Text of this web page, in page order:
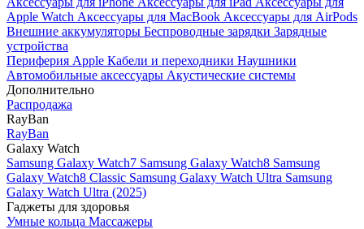
Apple Watch Аксессуары для MacBook Аксессуары для AirPods
Внешние аккумуляторы Беспроводные зарядки Зарядные
устройства
Периферия Apple Кабели и переходники Наушники
Автомобильные аксессуары Акустические системы
Дополнительно
Распродажа
RayBan
RayBan
Galaxy Watch
Samsung Galaxy Watch7 Samsung Galaxy Watch8 Samsung
Galaxy Watch8 Classic Samsung Galaxy Watch Ultra Samsung
Galaxy Watch Ultra (2025)
Гаджеты для здоровья
Умные кольца Массажеры